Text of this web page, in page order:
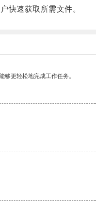
速获取所需文件。
更轻松地完成工作任务。